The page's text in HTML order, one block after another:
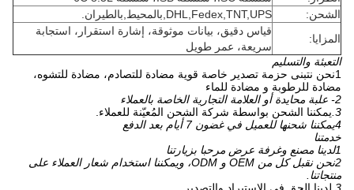
الشحن:
DHL,Fedex,TNT,UPS,بالمحيط,بالطيران.
المزايا:
قياس دقيق، بيانات موثوقة، إشارة استقرار، استجابة
سريعة، عمر طويل
التعبئة والتسليم
1نحن نتبنى حزمة تصدير خاصة قوية مضادة للتصادم، مضادة للتشوه،
مضادة للرطوبة و مضادة للماء
2- علبة محايدة أو العلامة التجارية الخاصة بالعملاء
3. يمكننا الشحن بواسطة شركة الشحن المُعيّنة للعملاء.
4يمكننا شحنها للعميل في غضون 7 أيام بعد الدفع
خدمتنا
1لدينا مصنع وغرفة عرض مرحبا بزيارتنا
2نحن نقبل كل من OEM و ODM، ويمكننا استخدام شعار العملاء على
منتجاتنا.